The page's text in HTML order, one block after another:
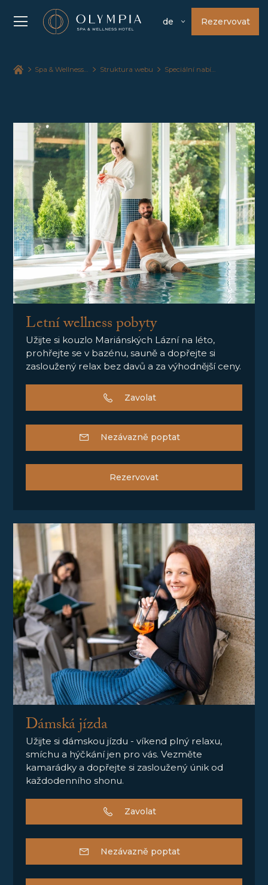
de Rezervovat
Spa & Wellness Hotel Olympia Struktura webu Speciální nabídky
Letní wellness pobyty
Užijte si kouzlo Mariánských Lázní na léto,
prohřejte se v bazénu, sauně a dopřejte si
zasloužený relax bez davů a za výhodnější ceny.
Zavolat
Nezávazně poptat
Rezervovat
Dámská jízda
Užijte si dámskou jízdu - víkend plný relaxu,
smíchu a hýčkání jen pro vás. Vezměte
kamarádky a dopřejte si zasloužený únik od
každodenního shonu.
Zavolat
Nezávazně poptat